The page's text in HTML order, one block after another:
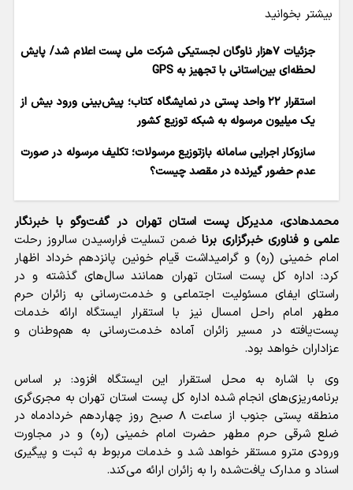
بیشتر بخوانید
جزئیات ۷هزار ناوگان لجستیکی شرکت ملی پست اعلام شد/ پایش
لحظه‌ای بین‌استانی با تجهیز به GPS
استقرار ۲۲ واحد پستی در نمایشگاه کتاب؛ پیش‌بینی ورود بیش از
یک میلیون مرسوله به شبکه توزیع کشور
سازوکار اجرایی سامانه بازتوزیع مرسولات؛ تکلیف مرسوله در صورت
عدم حضور گیرنده در مقصد چیست؟
محمدهادی، مدیرکل پست استان تهران در گفت‌و‌گو با خبرنگار
علمی و فناوری خبرگزاری برناضمن تسلیت فرارسیدن سالروز رحلت
امام خمینی (ره) و گرامیداشت قیام خونین پانزدهم خرداد اظهار
کرد: اداره کل پست استان تهران همانند سال‌های گذشته و در
راستای ایفای مسئولیت اجتماعی و خدمت‌رسانی به زائران حرم
مطهر امام راحل امسال نیز با استقرار ایستگاه ارائه خدمات
پست‌یافته در مسیر زائران آماده خدمت‌رسانی به هم‌وطنان و
عزاداران خواهد بود.
وی با اشاره به محل استقرار این ایستگاه افزود: بر اساس
برنامه‌ریزی‌های انجام شده اداره کل پست استان تهران به مجری‌گری
منطقه پستی جنوب از ساعت ۸ صبح روز چهاردهم خردادماه در
ضلع شرقی حرم مطهر حضرت امام خمینی (ره) و در مجاورت
ورودی مترو مستقر خواهد شد و خدمات مربوط به ثبت و پیگیری
اسناد و مدارک یافت‌شده را به زائران ارائه می‌کند.